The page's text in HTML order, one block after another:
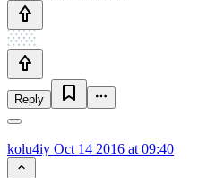
Reply
kolu4iy Oct 14 2016 at 09:40